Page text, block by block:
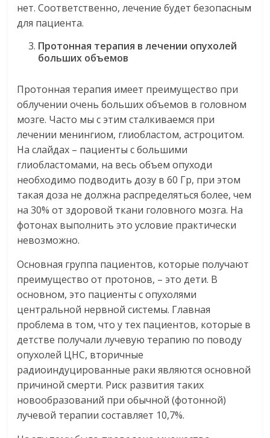
нет. Соответственно, лечение будет безопасным
для пациента.
Протонная терапия в лечении опухолей
больших объемов
Протонная терапия имеет преимущество при
облучении очень больших объемов в головном
мозге. Часто мы с этим сталкиваемся при
лечении менингиом, глиобластом, астроцитом.
На слайдах – пациенты с большими
глиобластомами, на весь объем опуходи
необходимо подводить дозу в 60 Гр, при этом
такая доза не должна распределяться более, чем
на 30% от здоровой ткани головного мозга. На
фотонах выполнить это условие практически
невозможно.
Основная группа пациентов, которые получают
преимущество от протонов, – это дети. В
основном, это пациенты с опухолями
центральной нервной системы. Главная
проблема в том, что у тех пациентов, которые в
детстве получали лучевую терапию по поводу
опухолей ЦНС, вторичные
радиоиндуцированные раки являются основной
причиной смерти. Риск развития таких
новообразований при обычной (фотонной)
лучевой терапии составляет 10,7%.